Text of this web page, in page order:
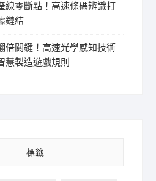
線零斷點！高速條碼辨識打
鏈結
倍關鍵！高速光學感知技術
慧製造遊戲規則
標籤